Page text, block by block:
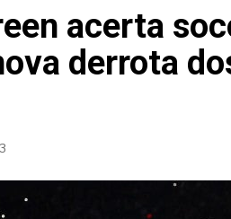
acerta
derrota